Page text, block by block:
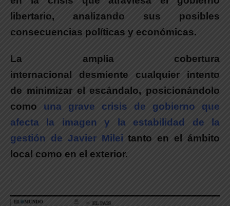
libertario, analizando sus posibles
consecuencias políticas y económicas.
La amplia cobertura
internacional desmiente cualquier intento
de minimizar el escándalo, posicionándolo
como una grave crisis de gobierno que
afecta la imagen y la estabilidad de la
gestión de Javier Mileitanto en el ámbito
local como en el exterior.